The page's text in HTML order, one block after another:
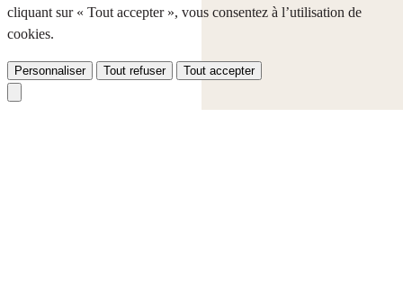
cliquant sur « Tout accepter », vous consentez à l’utilisation de
cookies.
Personnaliser Tout refuser Tout accepter